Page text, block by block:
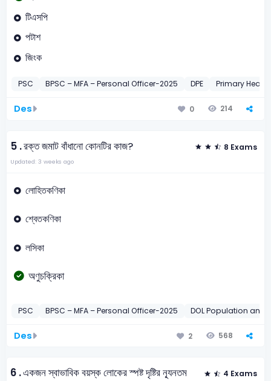
টিএসপি
পটাশ
জিংক
PSC BPSC – MFA – Personal Officer-2025 DPE Primary Head
Des 0 214
5 .রক্ত জমাট বাঁধানো কোনটির কাজ? 8 Exams
Updated: 3 weeks ago
লোহিতকণিকা
শ্বেতকণিকা
লসিকা
অণুচক্রিকা
PSC BPSC – MFA – Personal Officer-2025 DOL Population and
Des 2 568
6 .একজন স্বাভাবিক বয়স্ক লোকের স্পষ্ট দৃষ্টির ন্যূনতম
4 Exams